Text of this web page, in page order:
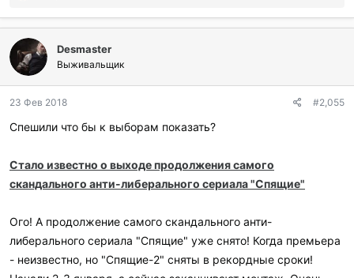
б
л
а
г
о
а
и
и
Desmaster
Выживальщик
23 Фев 2018 #2,055
Спешили что бы к выборам показать?
Стало известно о выходе продолжения самого
скандального анти-либерального сериала "Спящие"
Ого! А продолжение самого скандального анти-
либерального сериала "Спящие" уже снято! Когда премьера
- неизвестно, но "Спящие-2" сняты в рекордные сроки!